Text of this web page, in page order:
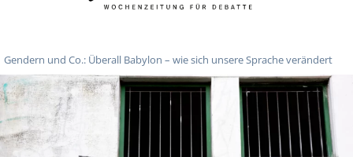
Gendern und Co.: Überall Babylon – wie sich unsere Sprache verändert